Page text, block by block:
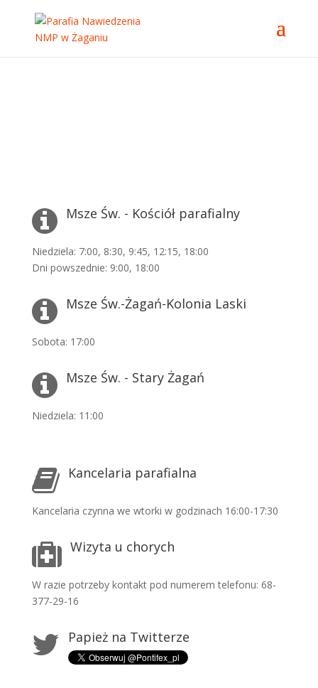
Msze Św. - Kościół parafialny
Niedziela: 7:00, 8:30, 9:45, 12:15, 18:00
Dni powszednie: 9:00, 18:00
Msze Św.-Żagań-Kolonia Laski
Sobota: 17:00
Msze Św. - Stary Żagań
Niedziela: 11:00
Kancelaria parafialna
Kancelaria czynna we wtorki w godzinach 16:00-17:30
Wizyta u chorych
W razie potrzeby kontakt pod numerem telefonu: 68-
377-29-16
Papież na Twitterze